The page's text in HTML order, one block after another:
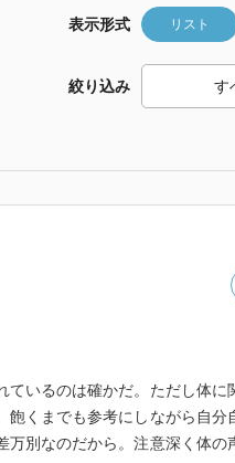
表示形式 リスト
絞り込み
ているのは確かだ。ただし体に
飽くまでも参考にしながら自分
万別なのだから。注意深く体の